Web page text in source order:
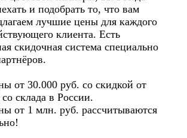
и подобрать то, что вам
лучшие цены для каждого
клиента. Есть
скидочная система специально
от 30.000 руб. со скидкой от
склада в России.
от 1 млн. руб. рассчитываются